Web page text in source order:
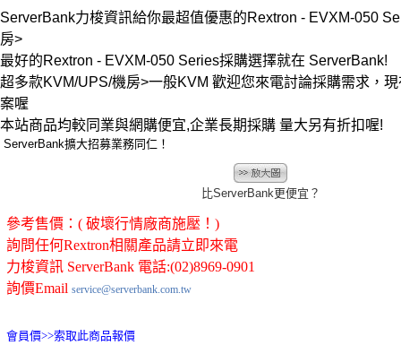
ServerBank力梭資訊給你最超值優惠的Rextron - EVXM-050
房>
最好的Rextron - EVXM-050 Series採購選擇就在 ServerBank!
超多款KVM/UPS/機房>一般KVM 歡迎您來電討論採購需求，
案喔
本站商品均較同業與網購便宜,企業長期採購 量大另有折扣喔!
ServerBank擴大招募業務同仁！
比ServerBank更便宜？
參考售價：( 破壞行情廠商施壓！)
詢問任何Rextron相關產品請立即來電
力梭資訊 ServerBank 電話:(02)8969-0901
詢價Email service@serverbank.com.tw
會員價>>索取此商品報價